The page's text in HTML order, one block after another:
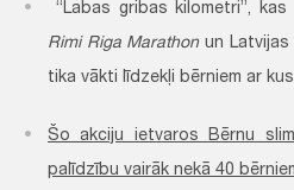
“Labas gribas kilometri”,
Rimi Riga Marathonun Latvijas
tika vākti līdzekļi bērniem ar
Šo akciju ietvaros Bērnu
palīdzību vairāk nekā 40